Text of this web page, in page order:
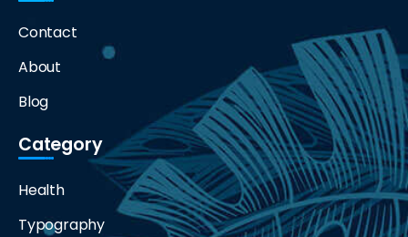
Contact
About
Blog
Category
Health
Typography